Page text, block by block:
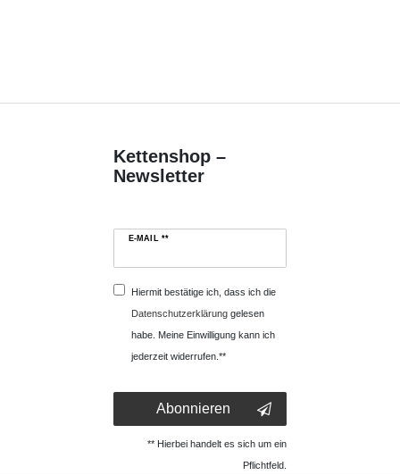
Kettenshop –
Newsletter
E-MAIL **
Hiermit bestätige ich, dass ich die
Daten­schutz­erklärung gelesen
habe. Meine Einwilligung kann ich
jederzeit widerrufen.**
Abonnieren
** Hierbei handelt es sich um ein
Pflichtfeld.